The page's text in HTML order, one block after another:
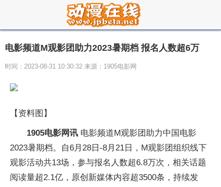
电影频道M观影团助力2023暑期档 报名人数超6万
时间：2023-08-31 10:30:32 来源：1905电影网
【资料图】
1905电影网讯 电影频道M观影团助力中国电影
2023暑期档。自6月28日-8月21日，M观影团组织线下
观影活动共13场，参与报名人数超6.8万次，相关话题
阅读量超2.1亿，原创新媒体内容超3500条，持续发